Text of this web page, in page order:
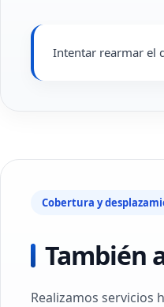
Intentar rearmar el
Cobertura y
También
Realizamos servicios